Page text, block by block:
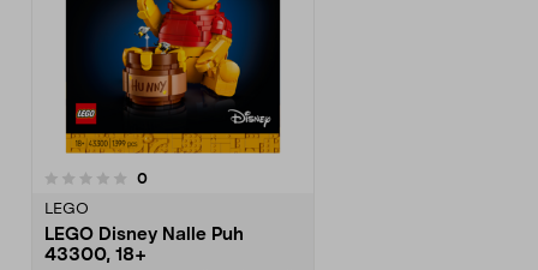
0arvostelut
LEGO
LEGO Disney Nalle Puh
43300, 18+